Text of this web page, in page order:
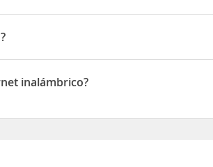
en las habitaciones
inalámbrico?